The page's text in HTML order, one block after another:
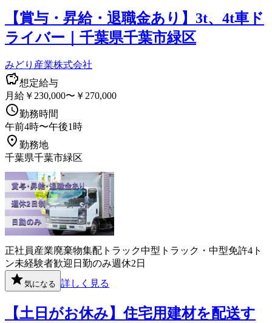
【賞与・昇給・退職金あり】3t、4t車ド
ライバー｜千葉県千葉市緑区
みどり産業株式会社
想定給与
月給￥230,000〜￥270,000
勤務時間
午前4時〜午後1時
勤務地
千葉県千葉市緑区
正社員産業廃棄物集配 トラック中型トラック・中型免許4ト
ン未経験者歓迎 日勤のみ週休2日
気になる 詳しく見る
【土日がお休み】住宅用建材を配送す